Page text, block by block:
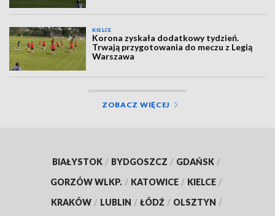
KIELCE
Korona zyskała dodatkowy tydzień.
Trwają przygotowania do meczu z Legią
Warszawa
ZOBACZ WIĘCEJ
BIAŁYSTOK / BYDGOSZCZ / GDAŃSK /
GORZÓW WLKP. / KATOWICE / KIELCE /
KRAKÓW / LUBLIN / ŁÓDŹ / OLSZTYN /